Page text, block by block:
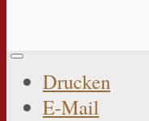
Drucken
E-Mail